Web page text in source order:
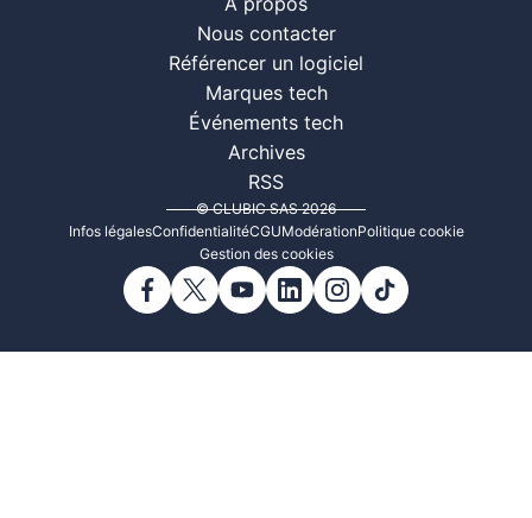
À propos
Nous contacter
Référencer un logiciel
Marques tech
Événements tech
Archives
RSS
© CLUBIC SAS 2026
Infos légalesConfidentialitéCGUModérationPolitique cookie
Gestion des cookies